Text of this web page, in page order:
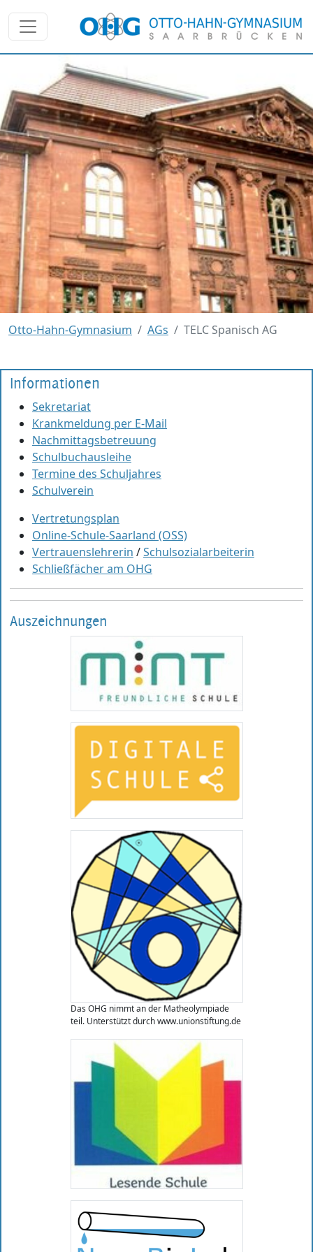
Otto-Hahn-Gymnasium AGs TELC Spanisch AG
Informationen
Sekretariat
Krankmeldung per E-Mail
Nachmittagsbetreuung
Schulbuchausleihe
Termine des Schuljahres
Schulverein
Vertretungsplan
Online-Schule-Saarland (OSS)
Vertrauenslehrerin /Schulsozialarbeiterin
Schließfächer am OHG
Auszeichnungen
Das OHG nimmt an der Matheolympiade
teil. Unterstützt durch www.unionstiftung.de